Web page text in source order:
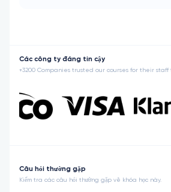
Các công ty đáng tin cậy
+3200 Companies trusted our courses for their
Câu hỏi thường gặp
Kiểm tra các câu hỏi thường gặp về khóa học này.